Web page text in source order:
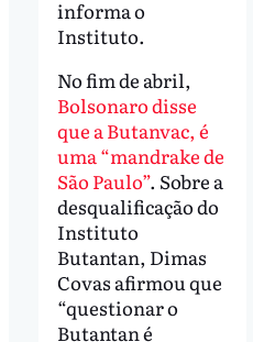
informa o
Instituto.
No fim de abril,
Bolsonaro disse
que a Butanvac, é
uma “mandrake de
São Paulo”. Sobre a
desqualificação do
Instituto
Butantan, Dimas
Covas afirmou que
“questionar o
Butantan é